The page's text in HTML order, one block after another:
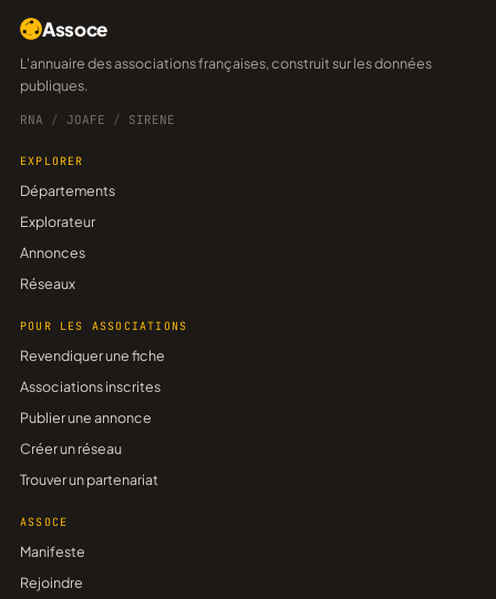
Assoce
L'annuaire des associations françaises, construit sur les données
publiques.
RNA / JOAFE / SIRENE
EXPLORER
Départements
Explorateur
Annonces
Réseaux
POUR LES ASSOCIATIONS
Revendiquer une fiche
Associations inscrites
Publier une annonce
Créer un réseau
Trouver un partenariat
ASSOCE
Manifeste
Rejoindre